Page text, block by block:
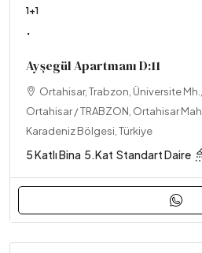
1+1
.
Ayşegül Apartmanı D:11
Ortahisar, Trabzon, Üniversite
Ortahisar / TRABZON, Ortahisar
Karadeniz Bölgesi, Türkiye
5 Katlı Bina 5.Kat Standart Daire